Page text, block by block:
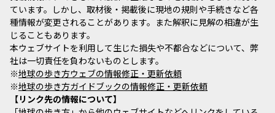
ています。しかし、取材後・掲載後に現地の規則や手続きなど各
種情報が変更されることがあります。また解釈に見解の相違が生
じることもあります。
本ウェブサイトを利用して生じた損失や不都合などについて、弊
社は一切責任を負わないものとします。
※地球の歩き方ウェブの情報修正・更新依頼
※地球の歩き方ガイドブックの情報修正・更新依頼
リンク先の情報について